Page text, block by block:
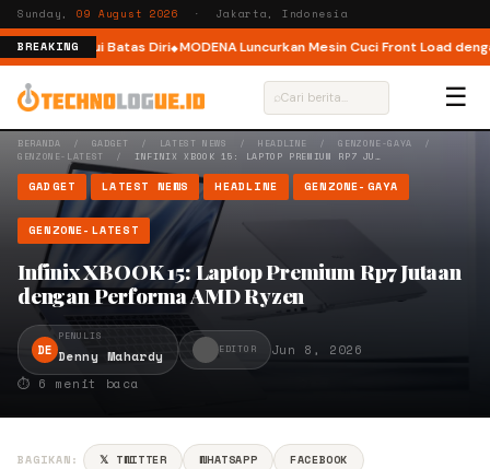
Sunday, 09 August 2026 · Jakarta, Indonesia
BREAKINGBatas Diri MODENA Luncurkan Mesin Cuci Front Load dengan
⌕ ☰
BERANDA / GADGET / LATEST NEWS / HEADLINE /GENZONE-GAYA /
GENZONE-LATEST
/ INFINIX XBOOK 15: LAPTOP PREMIUM RP7 JU…
GADGET LATEST NEWS HEADLINE GENZONE-GAYA
GENZONE-LATEST
Infinix XBOOK 15: Laptop Premium Rp7 Jutaan
dengan Performa AMD Ryzen
DE
PENULIS
Denny Mahardy EDITOR
Jun 8, 2026
⏱ 6 menit baca
BAGIKAN: 𝕏 TWITTER WHATSAPP
FACEBOOK